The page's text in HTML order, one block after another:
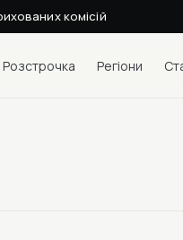
комісій
Розстрочка Регіони